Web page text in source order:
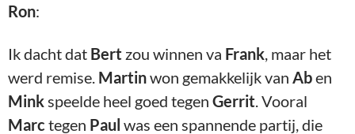
Ron:
Ik dacht dat Bert zou winnen va Frank, maar het
werd remise. Martinwon gemakkelijk van Aben
Minkspeelde heel goed tegen Gerrit. Vooral
Marc tegen Paul was een spannende partij, die